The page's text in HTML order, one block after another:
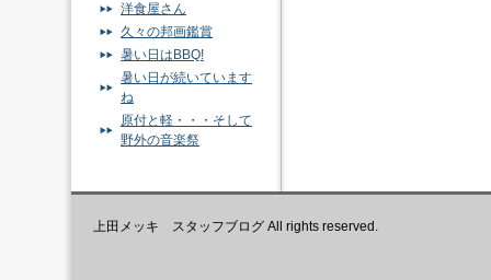
洋食屋さん
久々の邦画鑑賞
暑い日はBBQ!
暑い日が続いています
ね
原付と軽・・・そして
野外の音楽祭
上田メッキ スタッフブログ All rights reserved.